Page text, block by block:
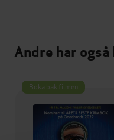
Andre har
Boka bak filmen